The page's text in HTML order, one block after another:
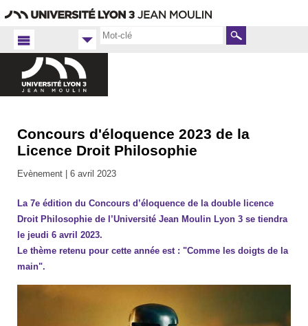
Rechercher
Accueil
Droit
2023
Concours d'éloquence 2023 de la
Licence Droit Philosophie
Evènement | 6 avril 2023
La 7e édition du Concours d’éloquence de la double licence
Droit Philosophie de l’Université Jean Moulin Lyon 3 se tiendra
le jeudi 6 avril 2023.
Le thème retenu pour cette année est : "Comme les doigts de la
main".